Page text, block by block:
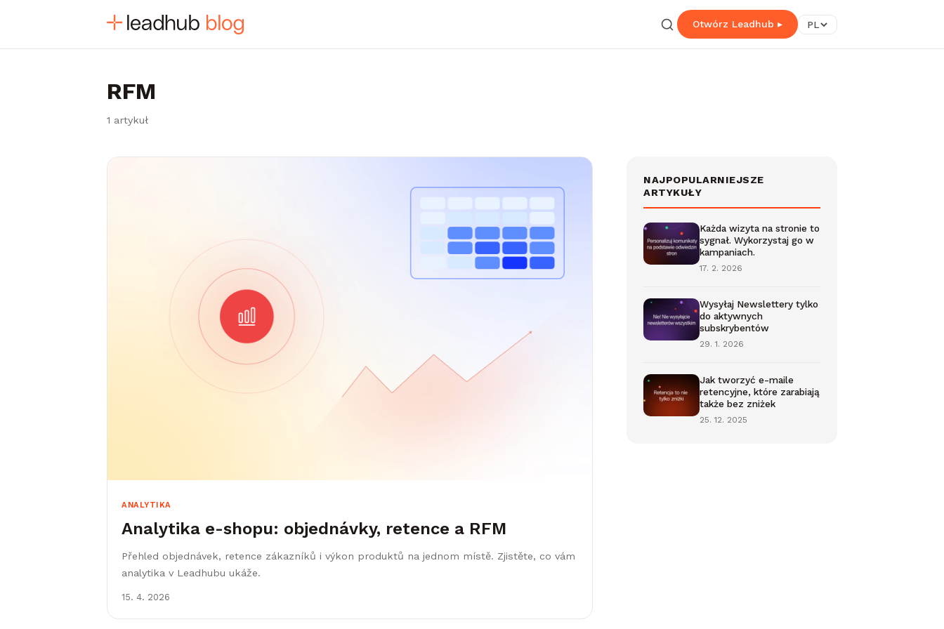
Otwórz Leadhub ▸ PL
RFM
1 artykuł
ANALYTIKA
Analytika e-shopu: objednávky, retence a RFM
Přehled objednávek, retence zákazníků i výkon produktů na jednom místě. Zjistěte, co vám
analytika v Leadhubu ukáže.
15. 4. 2026
NAJPOPULARNIEJSZE
ARTYKUŁY
Każda wizyta na stronie to
sygnał. Wykorzystaj go w
kampaniach.
17. 2. 2026
Wysyłaj Newslettery tylko
do aktywnych
subskrybentów
29. 1. 2026
Jak tworzyć e-maile
retencyjne, które zarabiają
także bez zniżek
25. 12. 2025